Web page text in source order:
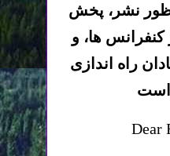
نشر، پخش
کنفرانس ها، و
راه اندازی
Dear